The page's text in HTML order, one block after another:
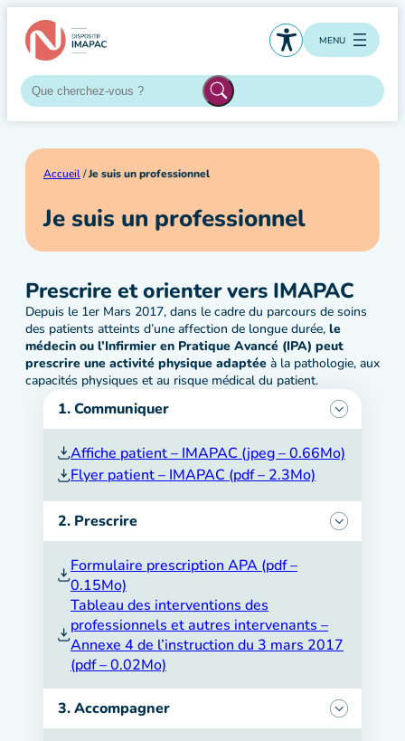
Aller
contenu
MENU
Accueil/Je suis un professionnel
Je suis un professionnel
Prescrire et orienter vers IMAPAC
Depuis le 1er Mars 2017, dans le cadre du parcours de soins
des patients atteints d’une affection de longue durée, le
médecin ou l’Infirmier en Pratique Avancé (IPA) peut
prescrire une activité physique adaptée à la pathologie, aux
capacités physiques et au risque médical du patient.
1. Communiquer
Affiche patient – IMAPAC (jpeg – 0.66Mo)
Flyer patient – IMAPAC (pdf – 2.3Mo)
2. Prescrire
Formulaire prescription APA (pdf –
0.15Mo)
Tableau des interventions des
professionnels et autres intervenants –
Annexe 4 de l’instruction du 3 mars 2017
(pdf – 0.02Mo)
3. Accompagner